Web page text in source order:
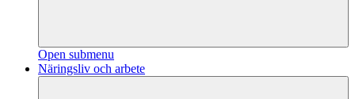
Open submenu
Näringsliv och arbete